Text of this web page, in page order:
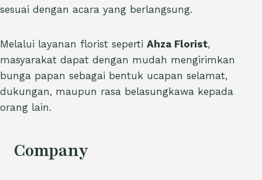
sesuai dengan acara yang berlangsung.
Melalui layanan florist seperti Ahza Florist,
masyarakat dapat dengan mudah mengirimkan
bunga papan sebagai bentuk ucapan selamat,
dukungan, maupun rasa belasungkawa kepada
orang lain.
Company